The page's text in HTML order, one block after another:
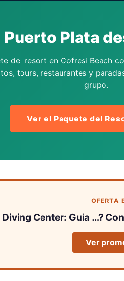
Plata
del resort en Cofresi Beach
tours, restaurantes y
grupo.
Ver el Paquete del
OFERTA
Center: Guia …?
Ver